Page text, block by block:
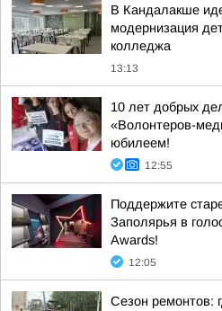
В Кандалакше
модернизация
колледжа
13:13
10 лет добрых
«Волонтеров-
юбилеем!
12:55
Поддержите
Заполярья в
Awards!
12:05
Сезон ремонтов: